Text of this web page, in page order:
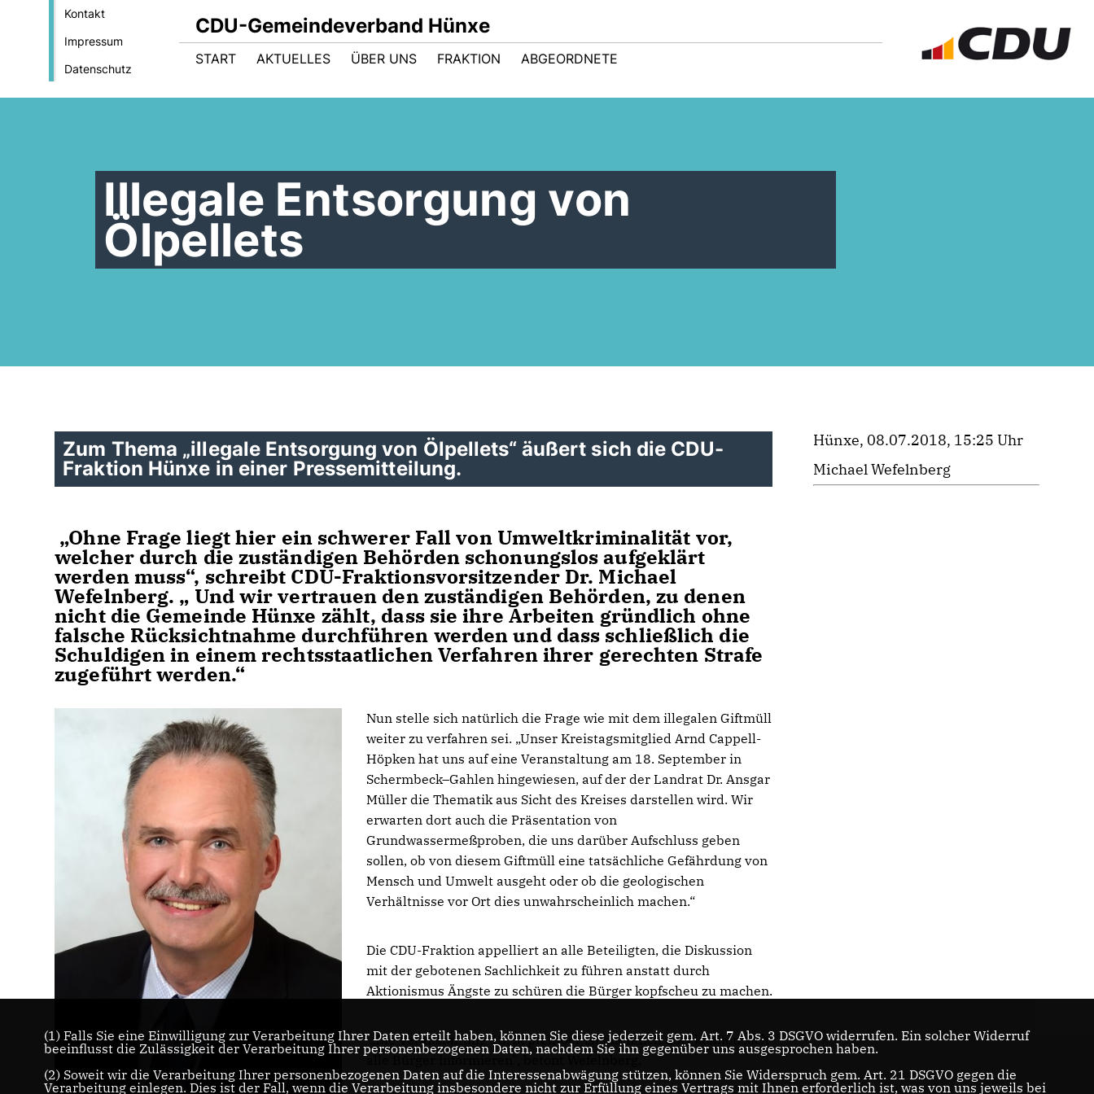
Kontakt
Impressum
Datenschutz
CDU-Gemeindeverband Hünxe
START AKTUELLES ÜBER UNS FRAKTION ABGEORDNETE
Illegale Entsorgung von
Ölpellets
Zum Thema „illegale Entsorgung von Ölpellets“ äußert sich die CDU-
Fraktion Hünxe in einer Pressemitteilung.
Ohne Frage liegt hier ein schwerer Fall von Umweltkriminalität vor,
welcher durch die zuständigen Behörden schonungslos aufgeklärt
werden muss“, schreibt CDU-Fraktionsvorsitzender Dr. Michael
Wefelnberg. „ Und wir vertrauen den zuständigen Behörden, zu denen
nicht die Gemeinde Hünxe zählt, dass sie ihre Arbeiten gründlich ohne
falsche Rücksichtnahme durchführen werden und dass schließlich die
Schuldigen in einem rechtsstaatlichen Verfahren ihrer gerechten Strafe
zugeführt werden.“
Nun stelle sich natürlich die Frage wie mit dem illegalen Giftmüll
weiter zu verfahren sei. „Unser Kreistagsmitglied Arnd Cappell-
Höpken hat uns auf eine Veranstaltung am 18. September in
Schermbeck–Gahlen hingewiesen, auf der der Landrat Dr. Ansgar
Müller die Thematik aus Sicht des Kreises darstellen wird. Wir
erwarten dort auch die Präsentation von
Grundwassermeßproben, die uns darüber Aufschluss geben
sollen, ob von diesem Giftmüll eine tatsächliche Gefährdung von
Mensch und Umwelt ausgeht oder ob die geologischen
Verhältnisse vor Ort dies unwahrscheinlich machen.“
Die CDU-Fraktion appelliert an alle Beteiligten, die Diskussion
mit der gebotenen Sachlichkeit zu führen anstatt durch
Aktionismus Ängste zu schüren die Bürger kopfscheu zu machen.
Die Veranstaltung 18. September ist öffentlich dort können sich
alle Bürger informieren", betont Wefelnberg.
Hünxe, 08.07.2018, 15:25 Uhr
Michael Wefelnberg
(1) Falls Sie eine Einwilligung zur Verarbeitung Ihrer Daten erteilt haben, können Sie diese jederzeit gem. Art. 7 Abs. 3 DSGVO widerrufen. Ein solcher Widerruf
beeinflusst die Zulässigkeit der Verarbeitung Ihrer personenbezogenen Daten, nachdem Sie ihn gegenüber uns ausgesprochen haben.
(2) Soweit wir die Verarbeitung Ihrer personenbezogenen Daten auf die Interessenabwägung stützen, können Sie Widerspruch gem. Art. 21 DSGVO gegen die
Verarbeitung einlegen. Dies ist der Fall, wenn die Verarbeitung insbesondere nicht zur Erfüllung eines Vertrags mit Ihnen erforderlich ist, was von uns jeweils bei